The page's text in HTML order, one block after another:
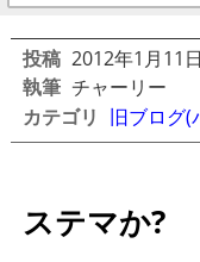
投稿 2012年1月11日
執筆 チャーリー
カテゴリ 旧ブログ(
ステマか?